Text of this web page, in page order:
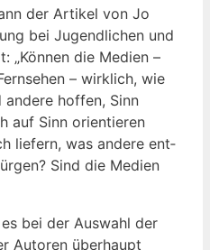
der Arti­kel von Jo
bei Jugend­li­chen und
„Kön­nen die Medi­en –
– wirk­lich, wie
hof­fen, Sinn
auf Sinn ori­en­tie­ren
lie­fern, was ande­re ent­
Sind die Medi­en
bei der Aus­wahl der
Autoren über­haupt